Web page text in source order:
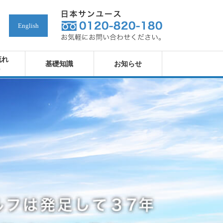
English
基礎知識 お知らせ